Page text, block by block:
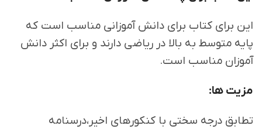
این برای کتاب برای دانش آموزانی مناسب است که
پایه متوسط به بالا در ریاضی دارند و برای اکثر دانش
آموزان مناسب است.
مزیت ها:
تطابق درجه سختی با کنکورهای اخیر،درسنامه